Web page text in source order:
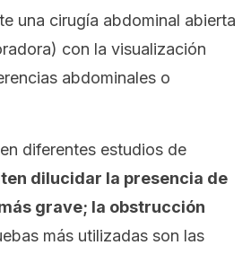
una cirugía abdominal abierta
con la visualización
abdominales o
diferentes estudios de
dilucidar la presencia de
grave; la obstrucción
más utilizadas son las